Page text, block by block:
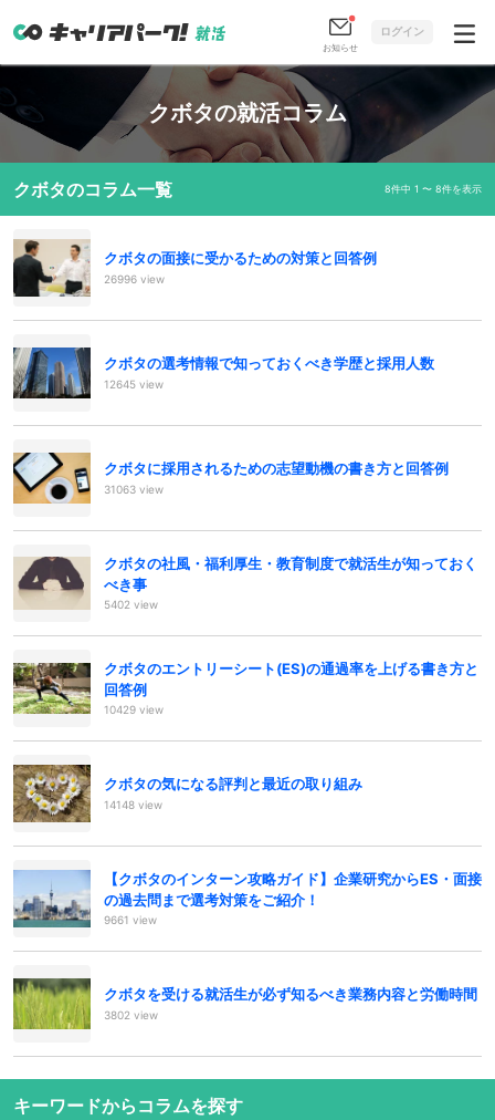
お知らせ
ログイン
クボタの就活コラム
クボタのコラム一覧 8件中 1 〜 8件を表示
クボタの面接に受かるための対策と回答例
26996 view
クボタの選考情報で知っておくべき学歴と採用人数
12645 view
クボタに採用されるための志望動機の書き方と回答例
31063 view
クボタの社風・福利厚生・教育制度で就活生が知っておく
べき事
5402 view
クボタのエントリーシート(ES)の通過率を上げる書き方と
回答例
10429 view
クボタの気になる評判と最近の取り組み
14148 view
【クボタのインターン攻略ガイド】企業研究からES・面接
の過去問まで選考対策をご紹介！
9661 view
クボタを受ける就活生が必ず知るべき業務内容と労働時間
3802 view
キーワードからコラムを探す